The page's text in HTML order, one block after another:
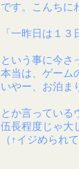
です。こんちに
「一昨日は１３
という事に今さ
本当は、ゲーム
いやー、お泊ま
とか言っている
伍長程度じゃ大
（↑イジめられ